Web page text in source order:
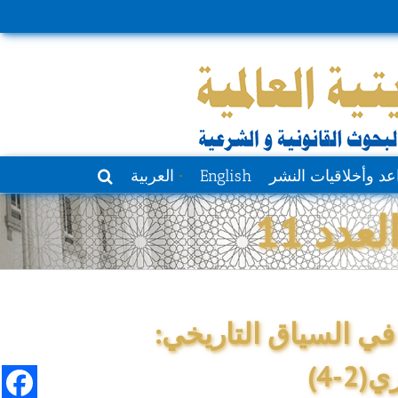
وأخلاقيات النشر English العربية
11
:القانون في السياق التاريخي
4)